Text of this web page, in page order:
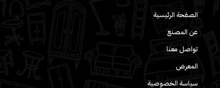
الصفحة الرئيسية
عن المصنع
تواصل معنا
المعرض
سياسة الخصوصية